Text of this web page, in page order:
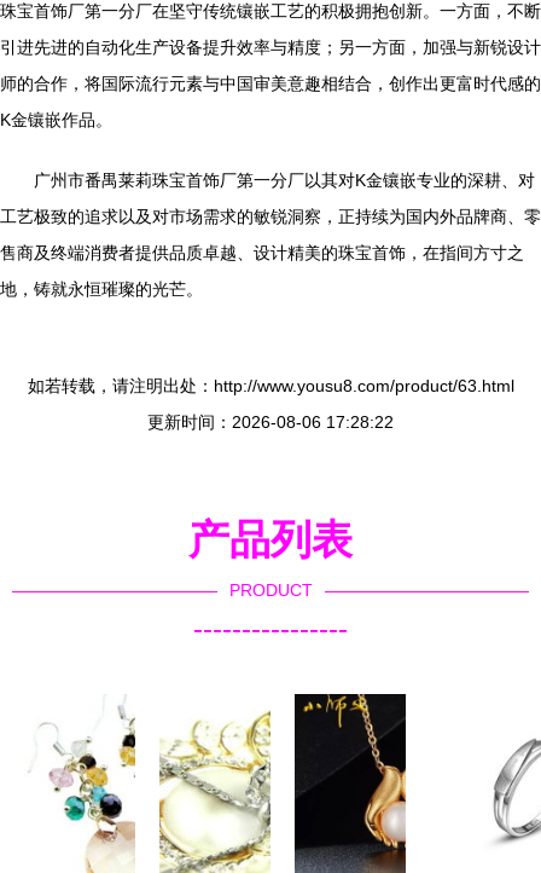
珠宝首饰厂第一分厂在坚守传统镶嵌工艺的积极拥抱创新。一方面，不断
引进先进的自动化生产设备提升效率与精度；另一方面，加强与新锐设计
师的合作，将国际流行元素与中国审美意趣相结合，创作出更富时代感的
K金镶嵌作品。
广州市番禺莱莉珠宝首饰厂第一分厂以其对K金镶嵌专业的深耕、对
工艺极致的追求以及对市场需求的敏锐洞察，正持续为国内外品牌商、零
售商及终端消费者提供品质卓越、设计精美的珠宝首饰，在指间方寸之
地，铸就永恒璀璨的光芒。
如若转载，请注明出处：http://www.yousu8.com/product/63.html
更新时间：2026-08-06 17:28:22
产品列表
PRODUCT
----------------